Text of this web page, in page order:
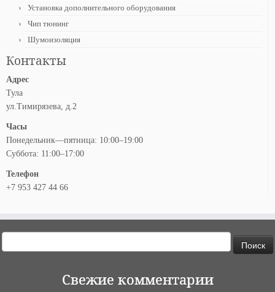
Установка дополнительного оборудования
Чип тюнинг
Шумоизоляция
Контакты
Адрес
Тула
ул.Тимирязева, д.2
Часы
Понедельник—пятница: 10:00–19:00
Суббота: 11:00–17:00
Телефон
+7 953 427 44 66
Свежие комментарии